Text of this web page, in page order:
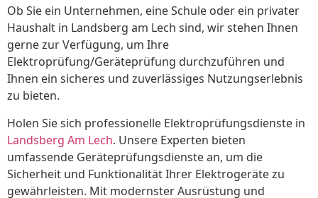
Ob Sie ein Unternehmen, eine Schule oder ein privater
Haushalt in Landsberg am Lech sind, wir stehen Ihnen
gerne zur Verfügung, um Ihre
Elektroprüfung/Geräteprüfung durchzuführen und
Ihnen ein sicheres und zuverlässiges Nutzungserlebnis
zu bieten.
Holen Sie sich professionelle Elektroprüfungsdienste in
Landsberg Am Lech. Unsere Experten bieten
umfassende Geräteprüfungsdienste an, um die
Sicherheit und Funktionalität Ihrer Elektrogeräte zu
gewährleisten. Mit modernster Ausrüstung und